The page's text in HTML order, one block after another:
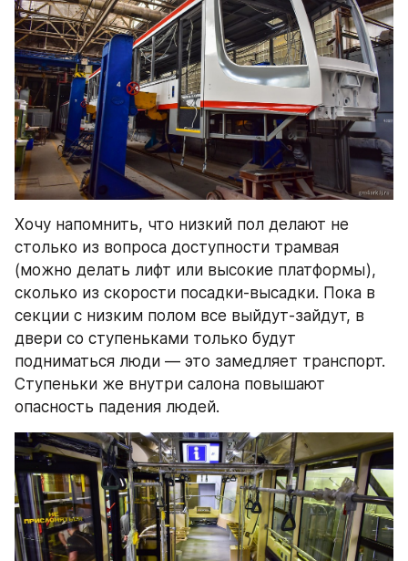
Хочу напомнить, что низкий пол делают не
столько из вопроса доступности трамвая
(можно делать лифт или высокие платформы),
сколько из скорости посадки-высадки. Пока в
секции с низким полом все выйдут-зайдут, в
двери со ступеньками только будут
подниматься люди — это замедляет транспорт.
Ступеньки же внутри салона повышают
опасность падения людей.